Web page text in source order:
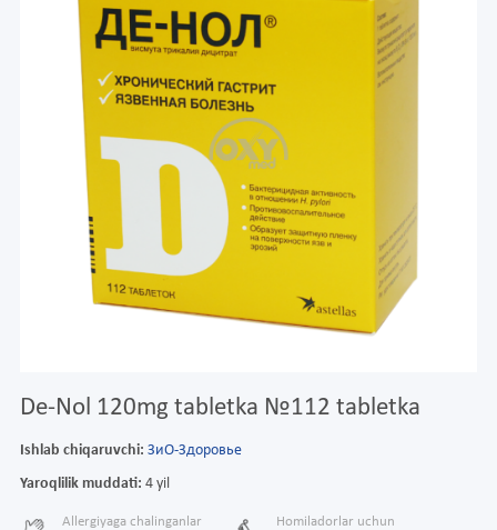
De-Nol 120mg tabletka №112 tabletka
Ishlab chiqaruvchi: ЗиО-Здоровье
Yaroqlilik muddati: 4 yil
Allergiyaga chalinganlar
Homiladorlar uchun